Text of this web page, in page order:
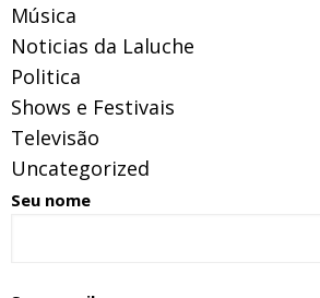
Música
Noticias da Laluche
Politica
Shows e Festivais
Televisão
Uncategorized
Seu nome